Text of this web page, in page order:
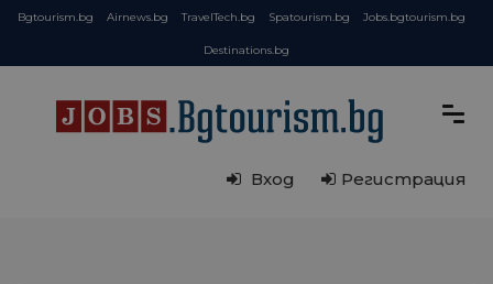
Bgtourism.bg Airnews.bg TravelTech.bg Spatourism.bg Jobs.bgtourism.bg
Destinations.bg
Вход Регистрация